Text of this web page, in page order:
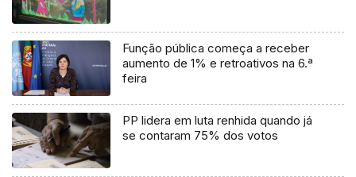
Função pública começa a receber
aumento de 1% e retroativos na 6.ª
feira
PP lidera em luta renhida quando já
se contaram 75% dos votos